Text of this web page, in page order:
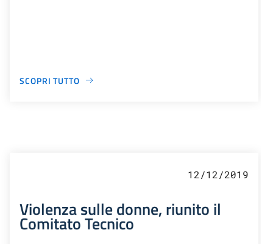
SCOPRI TUTTO
12/12/2019
Violenza sulle donne, riunito il
Comitato Tecnico